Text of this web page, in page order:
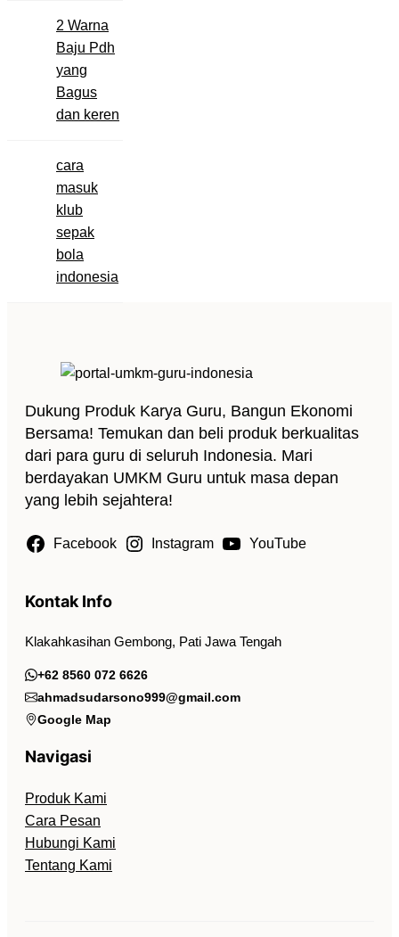
2 Warna
Baju Pdh
yang
Bagus
dan keren
cara
masuk
klub
sepak
bola
indonesia
Dukung Produk Karya Guru, Bangun Ekonomi
Bersama! Temukan dan beli produk berkualitas
dari para guru di seluruh Indonesia. Mari
berdayakan UMKM Guru untuk masa depan
yang lebih sejahtera!
Facebook Instagram YouTube
Kontak Info
Klakahkasihan Gembong, Pati Jawa Tengah
+62 8560 072 6626
ahmadsudarsono999@gmail.com
Google Map
Navigasi
Produk Kami
Cara Pesan
Hubungi Kami
Tentang Kami